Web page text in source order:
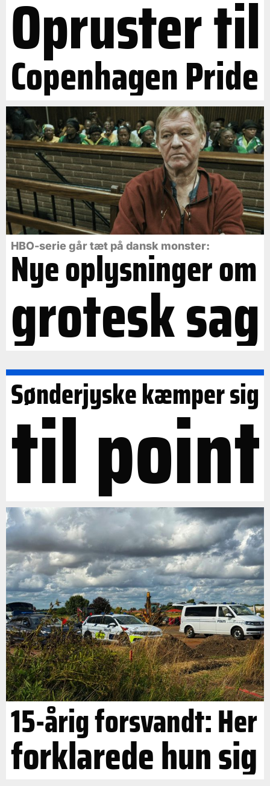
Opruster til
Copenhagen Pride
HBO-serie går tæt på dansk monster:
Nye oplysninger om
grotesk sag
Sønderjyske kæmper sig
til point
15-årig forsvandt: Her
forklarede hun sig